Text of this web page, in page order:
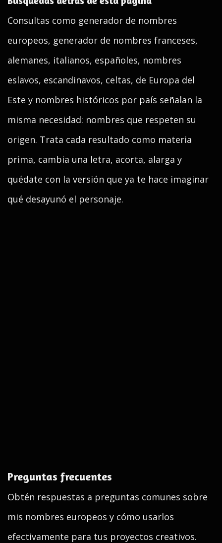
Consultas como generador de nombres
europeos, generador de nombres franceses,
alemanes, italianos, españoles, nombres
eslavos, escandinavos, celtas, de Europa del
Este y nombres históricos por país señalan la
misma necesidad: nombres que respeten su
origen. Trata cada resultado como materia
prima, cambia una letra, acorta, alarga y
quédate con la versión que ya te hace imaginar
qué desayunó el personaje.
Preguntas frecuentes
Obtén respuestas a preguntas comunes sobre
mis nombres europeos y cómo usarlos
efectivamente para tus proyectos creativos.